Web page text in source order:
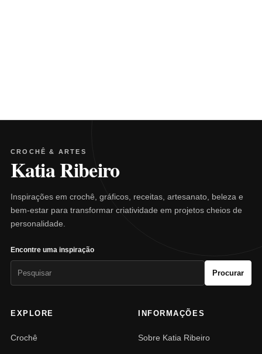
CROCHÊ & ARTES
Katia Ribeiro
Inspirações em crochê, gráficos, receitas, artesanato, beleza e
bem-estar para transformar criatividade em projetos cheios de
personalidade.
Encontre uma inspiração
Procurar
EXPLORE
Crochê
INFORMAÇÕES
Sobre Katia Ribeiro